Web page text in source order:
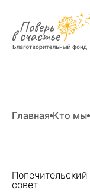
Главная Кто мы
Пагинация
на
странице
Попечительский
совет